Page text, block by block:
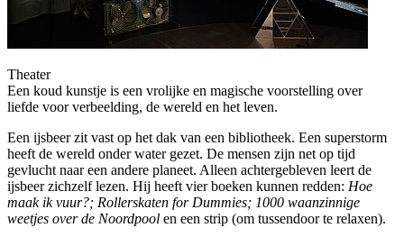
Theater
Een koud kunstje is een vrolijke en magische voorstelling over
liefde voor verbeelding, de wereld en het leven.
Een ijsbeer zit vast op het dak van een bibliotheek. Een superstorm
heeft de wereld onder water gezet. De mensen zijn net op tijd
gevlucht naar een andere planeet. Alleen achtergebleven leert de
ijsbeer zichzelf lezen. Hij heeft vier boeken kunnen redden: Hoe
maak ik vuur?; Rollerskaten for Dummies; 1000 waanzinnige
weetjes over de Noordpool en een strip (om tussendoor te relaxen).